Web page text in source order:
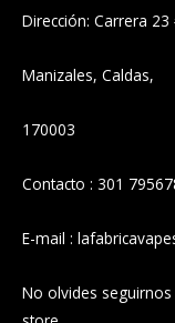
Dirección: Carrera
Manizales, Caldas,
170003
Contacto : 301
E-mail :
No olvides